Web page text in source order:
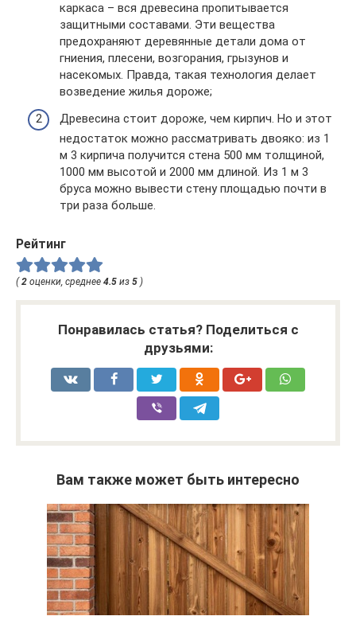
каркаса – вся древесина пропитывается
защитными составами. Эти вещества
предохраняют деревянные детали дома от
гниения, плесени, возгорания, грызунов и
насекомых. Правда, такая технология делает
возведение жилья дороже;
Древесина стоит дороже, чем кирпич. Но и этот
недостаток можно рассматривать двояко: из 1
м 3 кирпича получится стена 500 мм толщиной,
1000 мм высотой и 2000 мм длиной. Из 1 м 3
бруса можно вывести стену площадью почти в
три раза больше.
Рейтинг
(2 оценки, среднее 4.5 из 5 )
Понравилась статья? Поделиться с
друзьями:
Вам также может быть интересно